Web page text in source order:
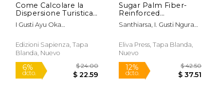
Come Calcolare la
Dispersione Turistica
con L'approccio Della
Microanalisi (en
I Gusti Ayu Oka
Edizioni Sapienza, Tapa
Blanda, Nuevo
Sugar Palm Fiber-
Reinforced
Composite (en
Inglés)
Santhiarsa, I. Gusti Ngurah
Eliva Press, Tapa Blanda,
Nuevo